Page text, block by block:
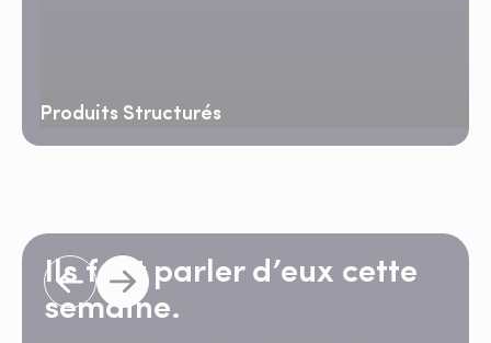
Produits Structurés
Ils font parler d’eux cette
semaine.